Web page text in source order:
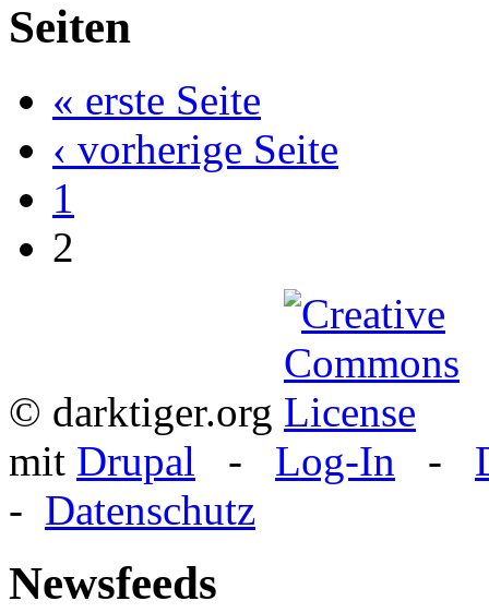
Seiten
« erste Seite
‹ vorherige Seite
1
2
© darktiger.org
mit Drupal - Log-In -
- Datenschutz
Newsfeeds